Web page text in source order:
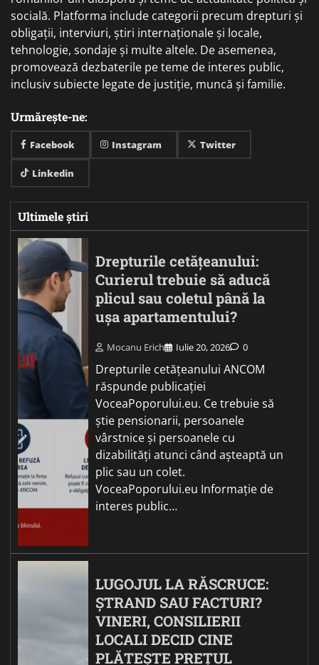
socială. Platforma include categorii precum drepturi și
obligații, interviuri, știri internaționale și locale,
tehnologie, sondaje și multe altele. De asemenea,
promovează dezbaterile pe teme de interes public,
inclusiv subiecte legate de justiție, muncă și familie.
Urmărește-ne:
Facebook Instagram Twitter
Linkedin
Ultimele știri
Drepturile cetățeanului:
Curierul trebuie să aducă
plicul sau coletul până la
ușa apartamentului?
Mocanu Erich Iulie 20, 2026 0
Drepturile cetățeanului ANCOM
răspunde publicației
VoceaPoporului.eu. Ce trebuie să
știe pensionarii, persoanele
vârstnice și persoanele cu
dizabilități atunci când așteaptă un
plic sau un colet.
VoceaPoporului.eu Informație de
interes public…
LUGOJUL LA RĂSCRUCE:
ȘTRAND SAU FACTURI?
VINERI, CONSILIERII
LOCALI DECID CINE
PLĂTEȘTE PREȚUL